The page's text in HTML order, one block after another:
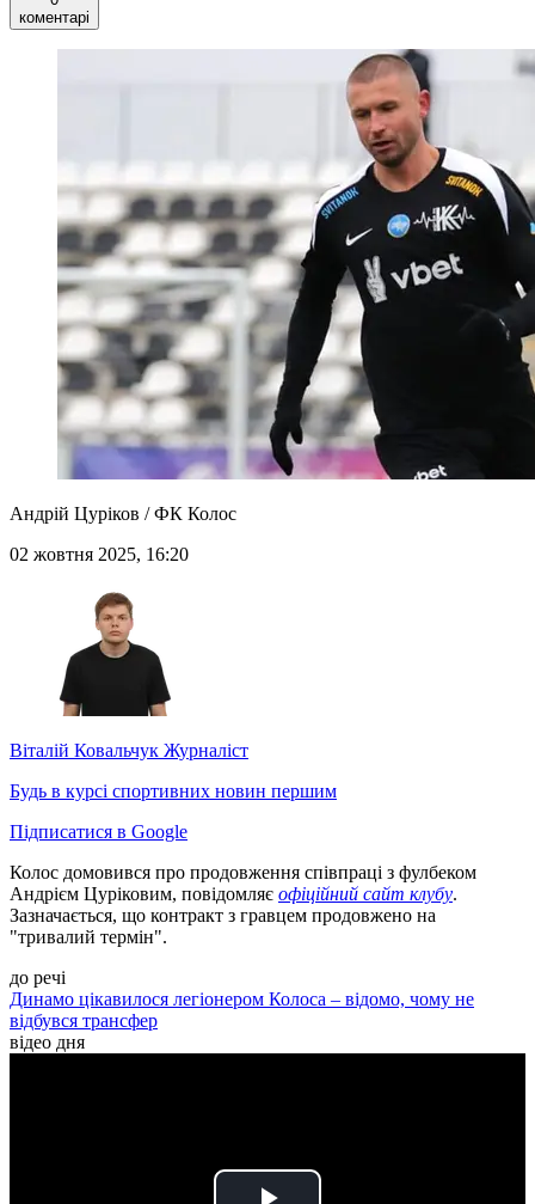
коментарі
Андрій Цуріков / ФК Колос
02 жовтня 2025, 16:20
Віталій Ковальчук Журналіст
Будь в курсі спортивних новин першим
Підписатися в Google
Колос домовився про продовження співпраці з фулбеком
Андрієм Цуріковим, повідомляє офіційний сайт клубу.
Зазначається, що контракт з гравцем продовжено на
"тривалий термін".
до речі
Динамо цікавилося легіонером Колоса – відомо, чому не
відбувся трансфер
відео дня